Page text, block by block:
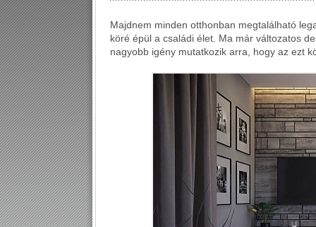
Majdnem minden otthonban megtalálható
köré épül a családi élet. Ma már változatos
nagyobb igény mutatkozik arra, hogy az ezt